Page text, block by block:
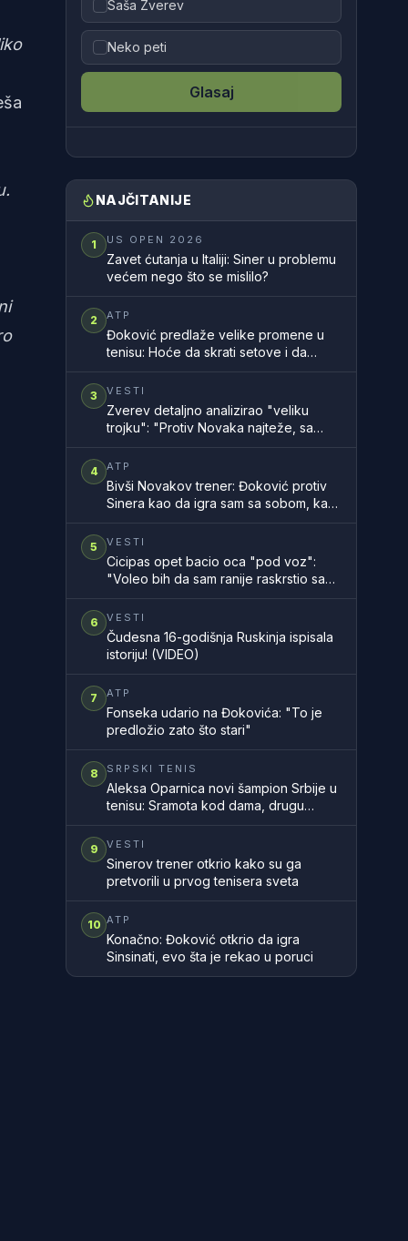
Saša Zverev
Neko peti
Glasaj
NAJČITANIJE
1 US OPEN 2026
Zavet ćutanja u Italiji: Siner u problemu
većem nego što se mislilo?
2 ATP
Đoković predlaže velike promene u
tenisu: Hoće da skrati setove i da
3 VESTI
Zverev detaljno analizirao "veliku
trojku": "Protiv Novaka najteže, sa
4 ATP
Bivši Novakov trener: Đoković protiv
Sinera kao da igra sam sa sobom, kao
5 VESTI
Cicipas opet bacio oca "pod voz":
"Voleo bih da sam ranije raskrstio sa
6 VESTI
Čudesna 16-godišnja Ruskinja ispisala
istoriju! (VIDEO)
7 ATP
Fonseka udario na Đokovića: "To je
predložio zato što stari"
8 SRPSKI TENIS
Aleksa Oparnica novi šampion Srbije u
tenisu: Sramota kod dama, drugu
zemlje
9 VESTI
Sinerov trener otkrio kako su ga
pretvorili u prvog tenisera sveta
10 ATP
Konačno: Đoković otkrio da igra
Sinsinati, evo šta je rekao u poruci